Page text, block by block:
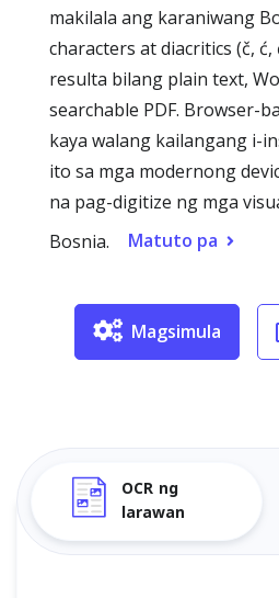
makilala ang karaniwang
characters at diacritics (č,
resulta bilang plain text,
searchable PDF. Browser-
kaya walang kailangang i-
ito sa mga modernong
na pag-digitize ng mga
Bosnia.
Matuto pa
Magsimula
OCR ng
larawan